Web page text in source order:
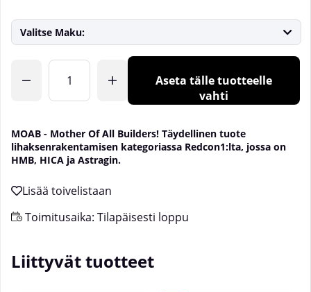
Valitse Maku:
Aseta tälle tuotteelle
vahti
MOAB - Mother Of All Builders! Täydellinen tuote
lihaksenrakentamisen kategoriassa Redcon1:lta, jossa on
HMB, HICA ja Astragin.
Toimitusaika: Tilapäisesti loppu
Liittyvät tuotteet